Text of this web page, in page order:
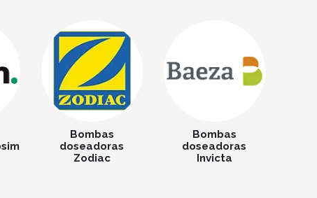
Bombas
doseadoras
Zodiac
Bombas
doseadoras
Invicta